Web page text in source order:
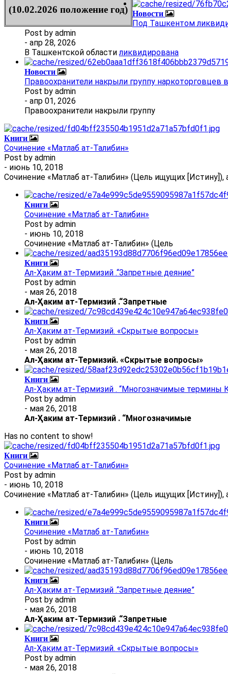
(10.02.2026 положение год) Новости
Под Ташкентом
Post by admin
- апр 28, 2026
В Ташкентской областиликвидирована
Новости
Правоохранители накрыли группу
Post by admin
- апр 01, 2026
Правоохранители накрыли группу
Книги
Сочинение «Матлаб ат-Талибин»
Post by admin
- июнь 10, 2018
Сочинение «Матлаб ат-Талибин» (Цель ищущих
Книги
Сочинение «Матлаб ат-Талибин»
Post by admin
- июнь 10, 2018
Сочинение «Матлаб ат-Талибин» (Цель
Книги
Ал-Ҳаким ат-Термизий .“Запретные деяние”
Post by admin
- мая 26, 2018
Ал-Ҳаким ат-Термизий .“Запретные
Книги
Ал-Ҳаким ат-Термизий. «Скрытые вопросы»
Post by admin
- мая 26, 2018
Ал-Ҳаким ат-Термизий. «Скрытые вопросы»
Книги
Ал-Ҳаким ат-Термизий . “Многозначимые термины
Post by admin
- мая 26, 2018
Ал-Ҳаким ат-Термизий . “Многозначимые
Has no content to show!
Книги
Сочинение «Матлаб ат-Талибин»
Post by admin
- июнь 10, 2018
Сочинение «Матлаб ат-Талибин» (Цель ищущих
Книги
Сочинение «Матлаб ат-Талибин»
Post by admin
- июнь 10, 2018
Сочинение «Матлаб ат-Талибин» (Цель
Книги
Ал-Ҳаким ат-Термизий .“Запретные деяние”
Post by admin
- мая 26, 2018
Ал-Ҳаким ат-Термизий .“Запретные
Книги
Ал-Ҳаким ат-Термизий. «Скрытые вопросы»
Post by admin
- мая 26, 2018